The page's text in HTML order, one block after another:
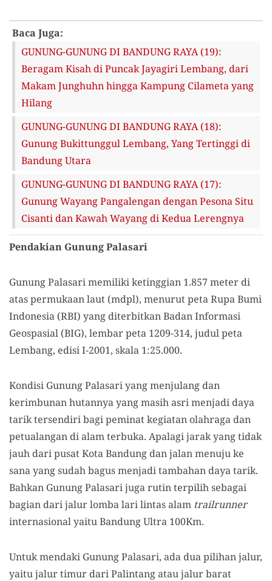
Baca Juga:
GUNUNG-GUNUNG DI BANDUNG RAYA (19):
Beragam Kisah di Puncak Jayagiri Lembang, dari
Makam Junghuhn hingga Kampung Cilameta yang
Hilang
GUNUNG-GUNUNG DI BANDUNG RAYA (18):
Gunung Bukittunggul Lembang, Yang Tertinggi di
Bandung Utara
GUNUNG-GUNUNG DI BANDUNG RAYA (17):
Gunung Wayang Pangalengan dengan Pesona Situ
Cisanti dan Kawah Wayang di Kedua Lerengnya
Pendakian Gunung Palasari
Gunung Palasari memiliki ketinggian 1.857 meter di
atas permukaan laut (mdpl), menurut peta Rupa Bumi
Indonesia (RBI) yang diterbitkan Badan Informasi
Geospasial (BIG), lembar peta 1209-314, judul peta
Lembang, edisi I-2001, skala 1:25.000.
Kondisi Gunung Palasari yang menjulang dan
kerimbunan hutannya yang masih asri menjadi daya
tarik tersendiri bagi peminat kegiatan olahraga dan
petualangan di alam terbuka. Apalagi jarak yang tidak
jauh dari pusat Kota Bandung dan jalan menuju ke
sana yang sudah bagus menjadi tambahan daya tarik.
Bahkan Gunung Palasari juga rutin terpilih sebagai
bagian dari jalur lomba lari lintas alam trailrunner
internasional yaitu Bandung Ultra 100Km.
Untuk mendaki Gunung Palasari, ada dua pilihan jalur,
yaitu jalur timur dari Palintang atau jalur barat